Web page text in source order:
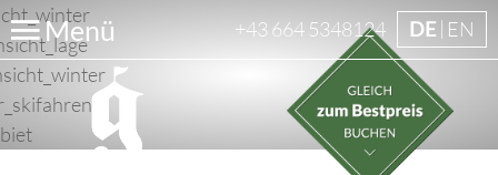
Menü +43 664 5348124 DE EN